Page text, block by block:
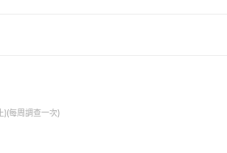
)(每周調查一次)